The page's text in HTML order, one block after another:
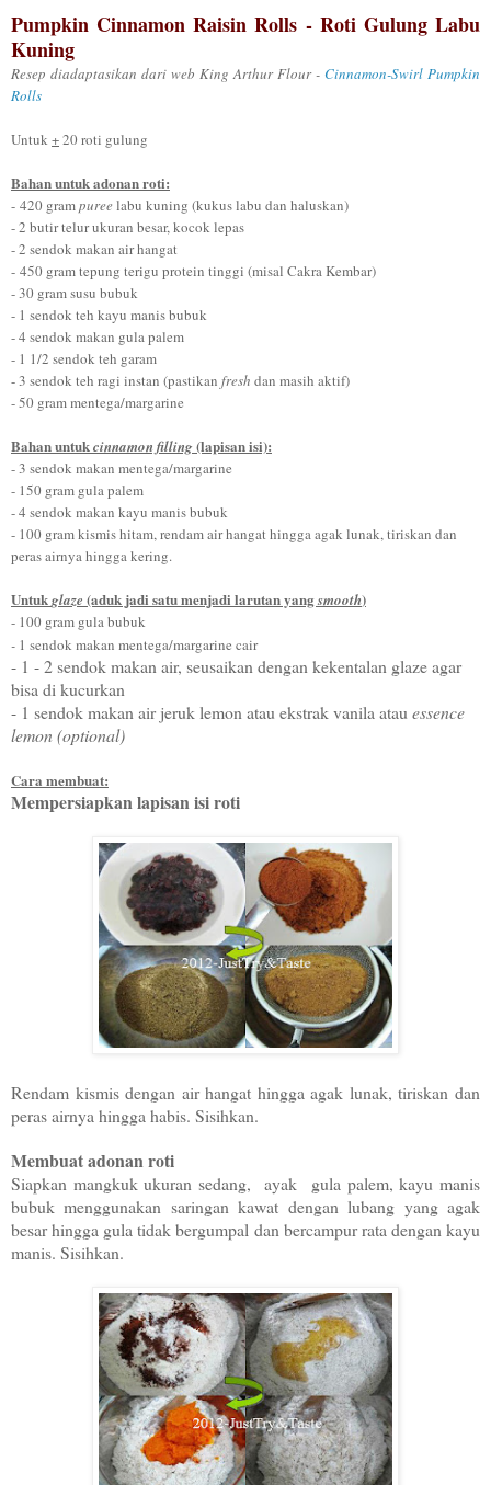
Pumpkin Cinnamon Raisin Rolls - Roti Gulung Labu
Kuning
Resep diadaptasikan dari web King Arthur Flour - Cinnamon-Swirl Pumpkin
Rolls
Untuk +20 roti gulung
Bahan untuk adonan roti:
- 420 grampureelabu kuning (kukus labu dan haluskan)
- 2 butir telur ukuran besar, kocok lepas
- 2 sendok makan air hangat
- 450 gram tepung terigu protein tinggi (misal Cakra Kembar)
- 30 gram susu bubuk
- 1 sendok teh kayu manis bubuk
- 4 sendok makan gula palem
- 1 1/2 sendok teh garam
- 3 sendok teh ragi instan (pastikan fresh dan masih aktif)
- 50 grammentega/margarine
Bahan untukcinnamon filling (lapisan isi):
- 3 sendok makan mentega/margarine
- 150 gram gula palem
- 4 sendok makan kayu manis bubuk
- 100 gram kismis hitam, rendam air hangat hingga agak lunak, tiriskan dan
peras airnya hingga kering.
Untukglaze (aduk jadi satu menjadi larutan yangsmooth)
- 100 gram gula bubuk
- 1 sendok makan mentega/margarine cair
- 1 - 2 sendok makan air, seusaikan dengan kekentalan glaze agar
bisa di kucurkan
- 1 sendok makan air jeruk lemon atau ekstrak vanila atau essence
lemon (optional)
Cara membuat:
Mempersiapkan lapisan isi roti
Rendam kismis dengan air hangat hingga agak lunak, tiriskan dan
peras airnya hingga habis. Sisihkan.
Membuat adonan roti
Siapkan mangkuk ukuran sedang, ayak gula palem, kayu manis
bubuk menggunakan saringan kawat dengan lubang yang agak
besar hingga gula tidak bergumpal dan bercampur rata dengan kayu
manis. Sisihkan.